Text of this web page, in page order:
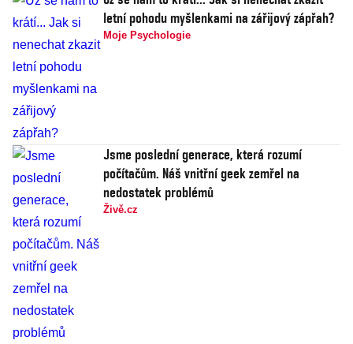
letní pohodu myšlenkami na zářijový zápřah?
Moje Psychologie
Jsme poslední generace, která rozumí
počítačům. Náš vnitřní geek zemřel na
nedostatek problémů
Živě.cz